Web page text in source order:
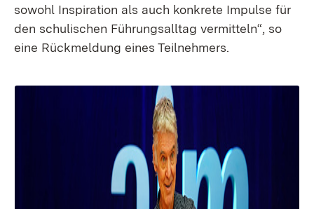
sowohl Inspiration als auch konkrete Impulse für
den schulischen Führungsalltag vermitteln“, so
eine Rückmeldung eines Teilnehmers.